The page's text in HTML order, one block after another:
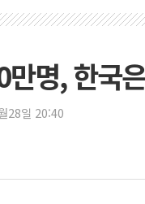
명, 한국
28일 20:40